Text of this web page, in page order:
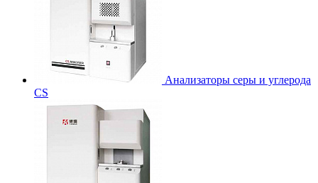
Анализаторы серы и углерода
CS